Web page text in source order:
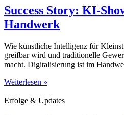
Success Story: KI-
Handwerk
Wie künstliche Intelligenz für
greifbar wird und traditionelle
macht. Digitalisierung ist im
Weiterlesen »
Erfolge & Updates